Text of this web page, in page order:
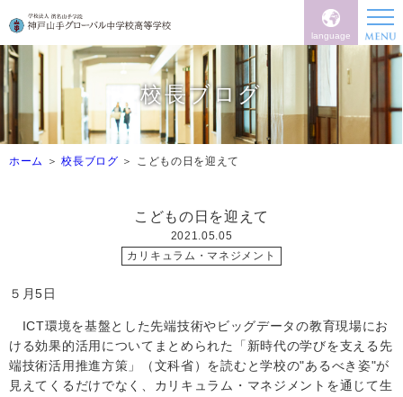
language
校長ブログ
ホーム 校長ブログ こどもの日を迎えて
こどもの日を迎えて
2021.05.05
カリキュラム・マネジメント
５月5日
ICT環境を基盤とした先端技術やビッグデータの教育現場にお
ける効果的活用についてまとめられた「新時代の学びを支える先
端技術活用推進方策」（文科省）を読むと学校の"あるべき姿"が
見えてくるだけでなく、カリキュラム・マネジメントを通じて生